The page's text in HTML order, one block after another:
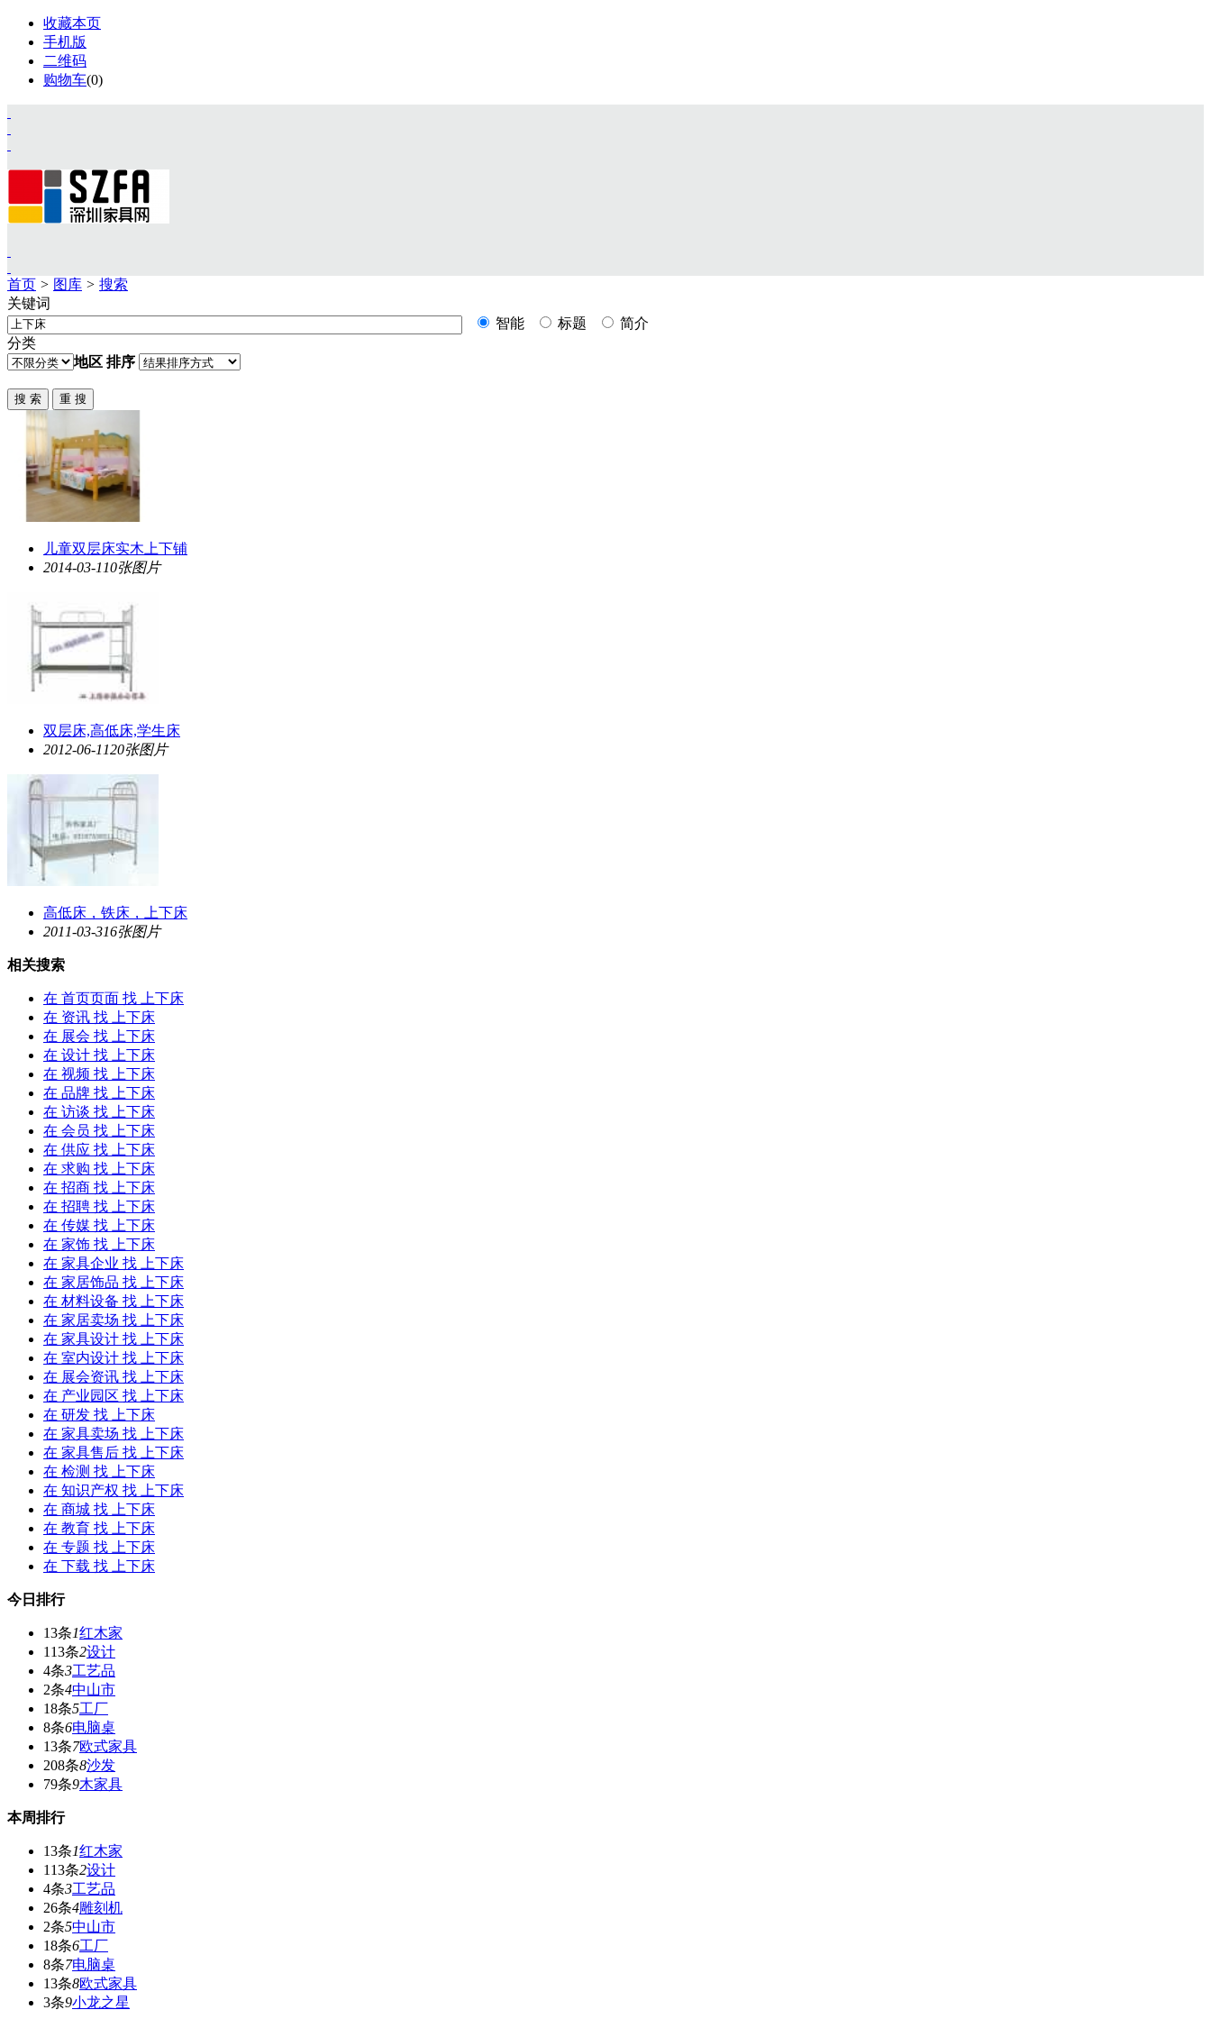
收藏本页
手机版
二维码
购物车(0)
首页
资讯
展会
设计
首页 > 图库 > 搜索
关键词
智能
标题
简介
分类
地区 排序
儿童双层床实木上下铺
2014-03-110张图片
双层床,高低床,学生床
2012-06-1120张图片
高低床，铁床，
上下床
2011-03-316张图片
相关搜索
在 首页页面 找 上下床
在 资讯 找 上下床
在 展会 找 上下床
在 设计 找 上下床
在 视频 找 上下床
在 品牌 找 上下床
在 访谈 找 上下床
在 会员 找 上下床
在 供应 找 上下床
在 求购 找 上下床
在 招商 找 上下床
在 招聘 找 上下床
在 传媒 找 上下床
在 家饰 找 上下床
在 家具企业 找 上下床
在 家居饰品 找 上下床
在 材料设备 找 上下床
在 家居卖场 找 上下床
在 家具设计 找 上下床
在 室内设计 找 上下床
在 展会资讯 找 上下床
在 产业园区 找 上下床
在 研发 找 上下床
在 家具卖场 找 上下床
在 家具售后 找 上下床
在 检测 找 上下床
在 知识产权 找 上下床
在 商城 找 上下床
在 教育 找 上下床
在 专题 找 上下床
在 下载 找 上下床
今日排行
13条1红木家
113条2设计
4条3工艺品
2条4中山市
18条5工厂
8条6电脑桌
13条7欧式家具
208条8沙发
79条9木家具
本周排行
13条1红木家
113条2设计
4条3工艺品
26条4雕刻机
2条5中山市
18条6工厂
8条7电脑桌
13条8欧式家具
3条9小龙之星